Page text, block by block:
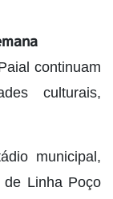
continuam
culturais,
municipal,
de Linha Poço